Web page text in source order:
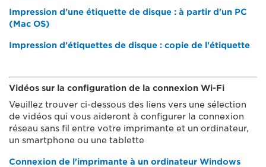
Impression d'une étiquette de disque : à partir d'un PC
(Mac OS)
Impression d'étiquettes de disque : copie de l'étiquette
Vidéos sur la configuration de la connexion Wi-Fi
Veuillez trouver ci-dessous des liens vers une sélection
de vidéos qui vous aideront à configurer la connexion
réseau sans fil entre votre imprimante et un ordinateur,
un smartphone ou une tablette
Connexion de l'imprimante à un ordinateur Windows